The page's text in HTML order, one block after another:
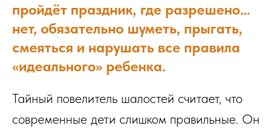
пройдёт праздник, где разрешено…
нет, обязательно шуметь, прыгать,
смеяться и нарушать все правила
«идеального» ребенка.
Тайный повелитель шалостей считает, что
современные дети слишком правильные. Он